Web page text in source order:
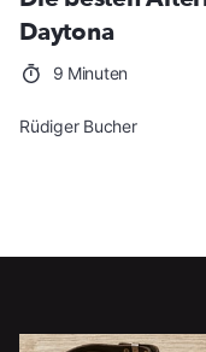
Daytona
9 Minuten
Rüdiger Bucher